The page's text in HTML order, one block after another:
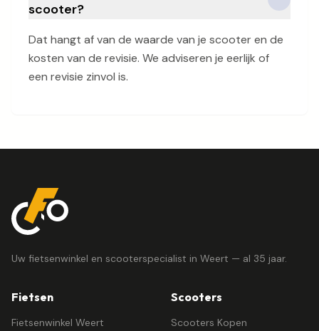
scooter?
Dat hangt af van de waarde van je scooter en de
kosten van de revisie. We adviseren je eerlijk of
een revisie zinvol is.
Uw fietsenwinkel en scooterspecialist in Weert — al 35 jaar.
Fietsen
Fietsenwinkel Weert
Scooters
Scooters Kopen